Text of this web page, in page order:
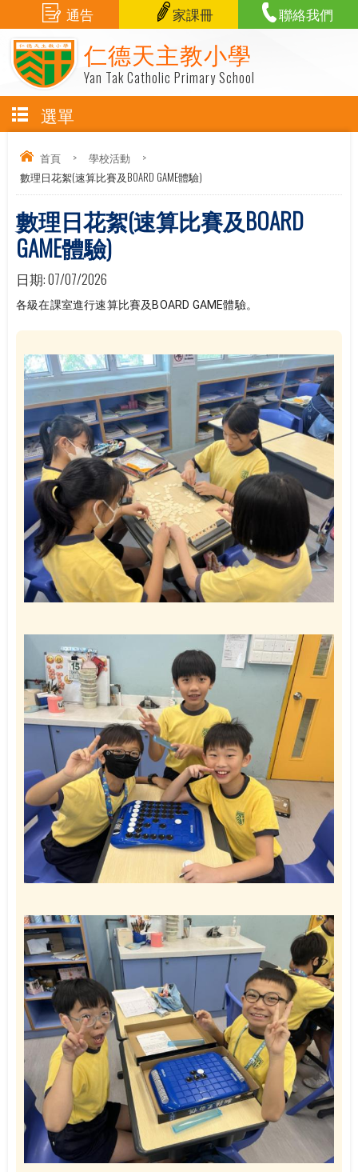
仁德天主教小學
Yan Tak Catholic Primary School
通告 家課冊 聯絡我們
選單
首頁 > 學校活動
>
數理日花絮(速算比賽及BOARD GAME體驗)
數理日花絮(速算比賽及BOARD
GAME體驗)
日期:07/07/2026
各級在課室進行速算比賽及BOARD GAME體驗。